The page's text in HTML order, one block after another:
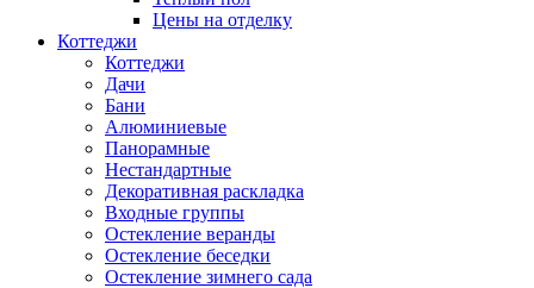
Цены на отделку
Коттеджи
Коттеджи
Дачи
Бани
Алюминиевые
Панорамные
Нестандартные
Декоративная раскладка
Входные группы
Остекление веранды
Остекление беседки
Остекление зимнего сада